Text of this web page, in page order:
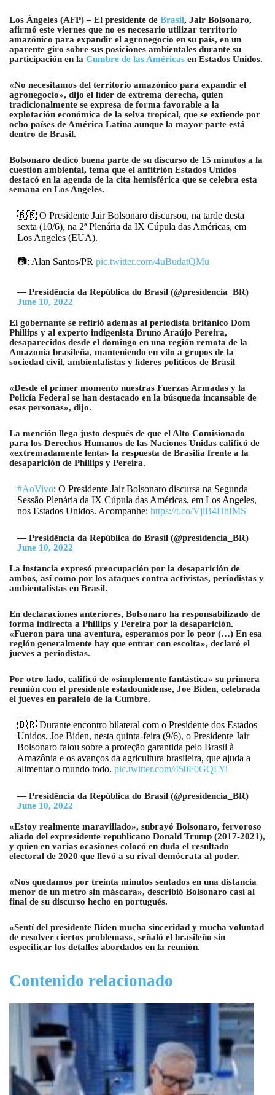
Los Ángeles (AFP) – El presidente de Brasil, Jair Bolsonaro,
afirmó este viernes que no es necesario utilizar territorio
amazónico para expandir el agronegocio en su país, en un
aparente giro sobre sus posiciones ambientales durante su
participación en la Cumbre de las Américas en Estados Unidos.
«No necesitamos del territorio amazónico para expandir el
agronegocio», dijo el líder de extrema derecha, quien
tradicionalmente se expresa de forma favorable a la
explotación económica de la selva tropical, que se extiende por
ocho países de América Latina aunque la mayor parte está
dentro de Brasil.
Bolsonaro dedicó buena parte de su discurso de 15 minutos a la
cuestión ambiental, tema que el anfitrión Estados Unidos
destacó en la agenda de la cita hemisférica que se celebra esta
semana en Los Angeles.
🇧🇷 O Presidente Jair Bolsonaro discursou, na tarde desta
sexta (10/6), na 2ª Plenária da IX Cúpula das Américas, em
Los Angeles (EUA).
📷: Alan Santos/PR pic.twitter.com/4uBudatQMu
— Presidência da República do Brasil (@presidencia_BR)
June 10, 2022
El gobernante se refirió además al periodista británico Dom
Phillips y al experto indigenista Bruno Araújo Pereira,
desaparecidos desde el domingo en una región remota de la
Amazonía brasileña, manteniendo en vilo a grupos de la
sociedad civil, ambientalistas y líderes políticos de Brasil
«Desde el primer momento nuestras Fuerzas Armadas y la
Policía Federal se han destacado en la búsqueda incansable de
esas personas», dijo.
La mención llega justo después de que el Alto Comisionado
para los Derechos Humanos de las Naciones Unidas calificó de
«extremadamente lenta» la respuesta de Brasilia frente a la
desaparición de Phillips y Pereira.
#AoVivo: O Presidente Jair Bolsonaro discursa na Segunda
Sessão Plenária da IX Cúpula das Américas, em Los Angeles,
nos Estados Unidos. Acompanhe: https://t.co/VjlB4HhIMS
— Presidência da República do Brasil (@presidencia_BR)
June 10, 2022
La instancia expresó preocupación por la desaparición de
ambos, así como por los ataques contra activistas, periodistas y
ambientalistas en Brasil.
En declaraciones anteriores, Bolsonaro ha responsabilizado de
forma indirecta a Phillips y Pereira por la desaparición.
«Fueron para una aventura, esperamos por lo peor (…) En esa
región generalmente hay que entrar con escolta», declaró el
jueves a periodistas.
Por otro lado, calificó de «simplemente fantástica» su primera
reunión con el presidente estadounidense, Joe Biden, celebrada
el jueves en paralelo de la Cumbre.
🇧🇷 Durante encontro bilateral com o Presidente dos Estados
Unidos, Joe Biden, nesta quinta-feira (9/6), o Presidente Jair
Bolsonaro falou sobre a proteção garantida pelo Brasil à
Amazônia e os avanços da agricultura brasileira, que ajuda a
alimentar o mundo todo. pic.twitter.com/450F0GQLYi
— Presidência da República do Brasil (@presidencia_BR)
June 10, 2022
«Estoy realmente maravillado», subrayó Bolsonaro, fervoroso
aliado del expresidente republicano Donald Trump (2017-2021),
y quien en varias ocasiones colocó en duda el resultado
electoral de 2020 que llevó a su rival demócrata al poder.
«Nos quedamos por treinta minutos sentados en una distancia
menor de un metro sin máscara», describió Bolsonaro casi al
final de su discurso hecho en portugués.
«Sentí del presidente Biden mucha sinceridad y mucha voluntad
de resolver ciertos problemas», señaló el brasileño sin
especificar los detalles abordados en la reunión.
Contenido relacionado